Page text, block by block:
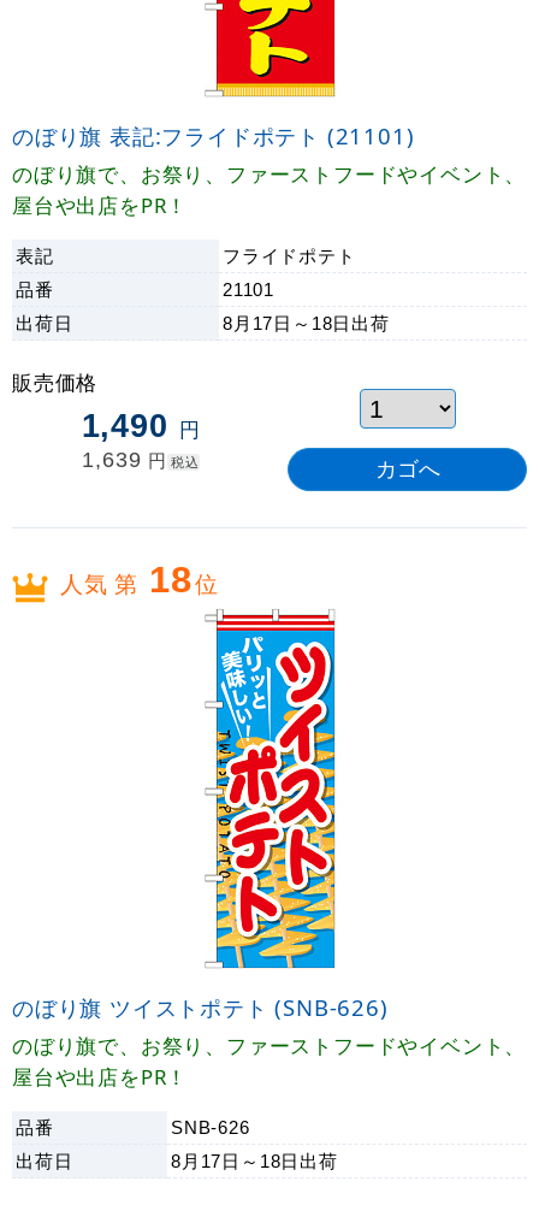
のぼり旗 表記:フライドポテト (21101)
のぼり旗で、お祭り、ファーストフードやイベント、
屋台や出店をPR！
表記
フライドポテト
品番
21101
出荷日 8月17日～18日 出荷
販売価格
1,490 円
1,639 円 税込
人気 第 18位
のぼり旗 ツイストポテト (SNB-626)
のぼり旗で、お祭り、ファーストフードやイベント、
屋台や出店をPR！
品番 SNB-626
出荷日 8月17日～18日 出荷